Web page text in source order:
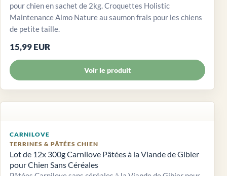
pour chien en sachet de 2kg. Croquettes Holistic
Maintenance Almo Nature au saumon frais pour les chiens
de petite taille.
15,99 EUR
Voir le produit
CARNILOVE
TERRINES & PÂTÉES CHIEN
Lot de 12x 300g Carnilove Pâtées à la Viande de Gibier
pour Chien Sans Céréales